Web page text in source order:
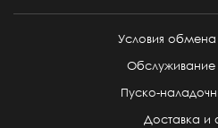
Условия обмена
Пуско-
Доставка и